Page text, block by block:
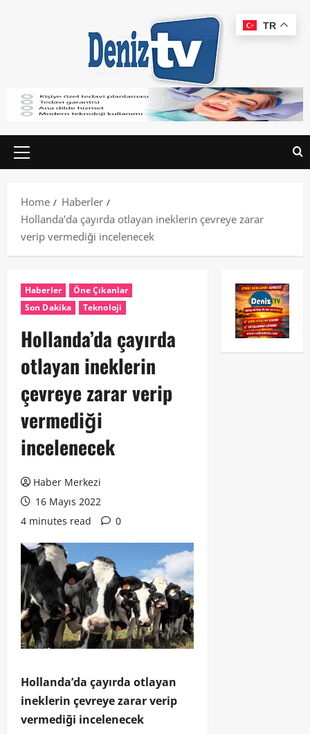
Home
Haberler
Hollanda’da çayırda otlayan ineklerin çevreye zarar
verip vermediği incelenecek
Haberler
Öne Çıkanlar
Son Dakika
Teknoloji
Hollanda’da çayırda
otlayan ineklerin
çevreye zarar verip
vermediği
incelenecek
Haber Merkezi
16 Mayıs 2022
4 minutes read
0
Hollanda’da çayırda otlayan
ineklerin çevreye zarar verip
vermediği incelenecek
TR